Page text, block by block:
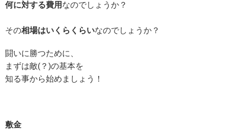
何に対する費用 なのでしょうか？
その相場はいくらくらいなのでしょうか？
闘いに勝つために、
まずは敵(？)の基本を
知る事から始めましょう！
敷金